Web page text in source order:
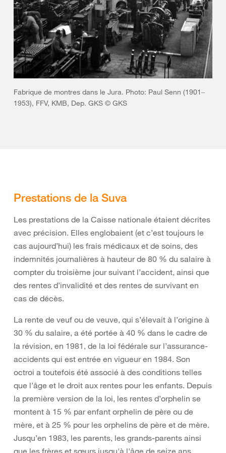
Fabrique de montres dans le Jura. Photo: Paul Senn (1901‒
1953), FFV, KMB, Dep. GKS © GKS
Prestations de la Suva
Les prestations de la Caisse nationale étaient décrites
avec précision. Elles englobaient (et c’est toujours le
cas aujourd’hui) les frais médicaux et de soins, des
indemnités journalières à hauteur de 80 % du salaire à
compter du troisième jour suivant l’accident, ainsi que
des rentes d’invalidité et des rentes de survivant en
cas de décès.
La rente de veuf ou de veuve, qui s’élevait à l’origine à
30 % du salaire, a été portée à 40 % dans le cadre de
la révision, en 1981, de la loi fédérale sur l’assurance-
accidents qui est entrée en vigueur en 1984. Son
octroi a toutefois été associé à des conditions telles
que l’âge et le droit aux rentes pour les enfants. Depuis
la première version de la loi, les rentes d’orphelin se
montent à 15 % par enfant orphelin de père ou de
mère, et à 25 % pour les orphelins de père et de mère.
Jusqu’en 1983, les parents, les grands-parents ainsi
que les frères et sœurs jusqu'à l'âge de seize ans